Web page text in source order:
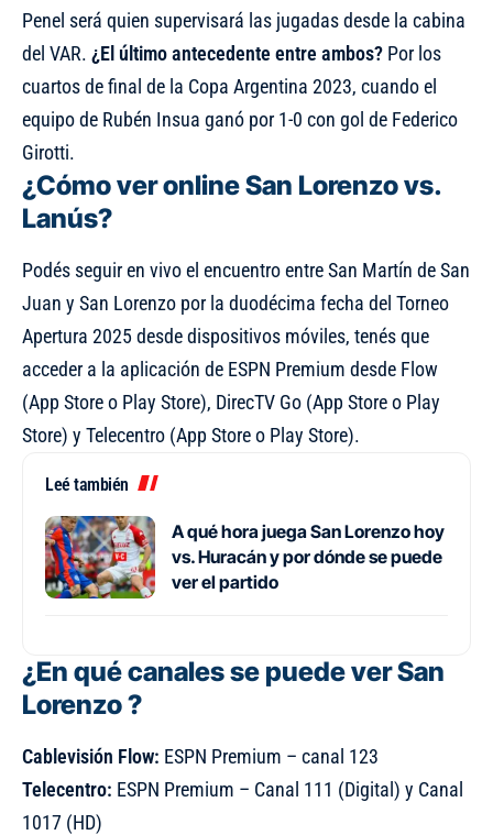
Penel será quien supervisará las jugadas desde la cabina
del VAR. ¿El último antecedente entre ambos? Por los
cuartos de final de la Copa Argentina 2023, cuando el
equipo de Rubén Insua ganó por 1-0 con gol de Federico
Girotti.
¿Cómo ver online San Lorenzo vs.
Lanús?
Podés seguir en vivo el encuentro entre San Martín de San
Juan y San Lorenzo por la duodécima fecha del Torneo
Apertura 2025 desde dispositivos móviles, tenés que
acceder a la aplicación de ESPN Premium desde Flow
(App Storeo Play Store), DirecTV Go (App Storeo Play
Store) y Telecentro (App Storeo Play Store).
Leé también
A qué hora juega San Lorenzo hoy
vs. Huracán y por dónde se puede
ver el partido
¿En qué canales se puede ver San
Lorenzo ?
Cablevisión Flow: ESPN Premium – canal 123
Telecentro: ESPN Premium – Canal 111 (Digital) y Canal
1017 (HD)